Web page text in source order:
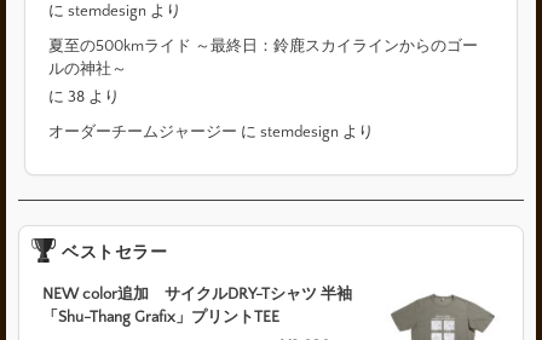
にstemdesign より
夏至の500kmライド ～最終日：鈴鹿スカイラインからのゴー
ルの神社～
に38 より
オーダーチームジャージー にstemdesign より
ベストセラー
NEW color追加 サイクルDRY-Tシャツ 半袖
「Shu-Thang Grafix」プリントTEE